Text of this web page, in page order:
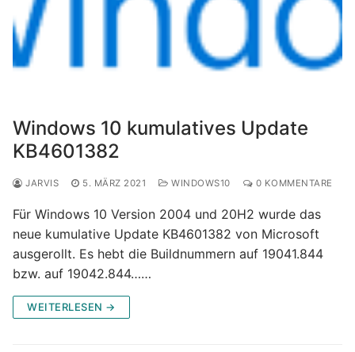
Windows 10 kumulatives Update
KB4601382
JARVIS 5. MÄRZ 2021 WINDOWS10 0 KOMMENTARE
Für Windows 10 Version 2004 und 20H2 wurde das
neue kumulative Update KB4601382 von Microsoft
ausgerollt. Es hebt die Buildnummern auf 19041.844
bzw. auf 19042.844……
WEITERLESEN →